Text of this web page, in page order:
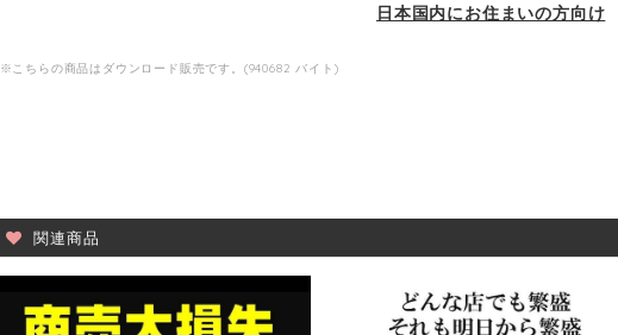
日本国内にお住まいの方向け
※こちらの商品はダウンロード販売です。(940682 バイト)
関連商品